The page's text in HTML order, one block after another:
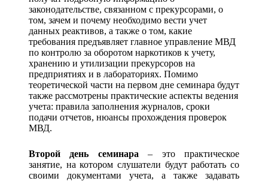
законодательстве, связанном с прекурсорами, о
том, зачем и почему необходимо вести учет
данных реактивов, а также о том, какие
требования предъявляет главное управление МВД
по контролю за оборотом наркотиков к учету,
хранению и утилизации прекурсоров на
предприятиях и в лабораториях. Помимо
теоретической части на первом дне семинара будут
также рассмотрены практические аспекты ведения
учета: правила заполнения журналов, сроки
подачи отчетов, нюансы прохождения проверок
МВД.
Второй день семинара – это практическое
занятие, на котором слушатели будут работать со
своими документами учета, а также задавать